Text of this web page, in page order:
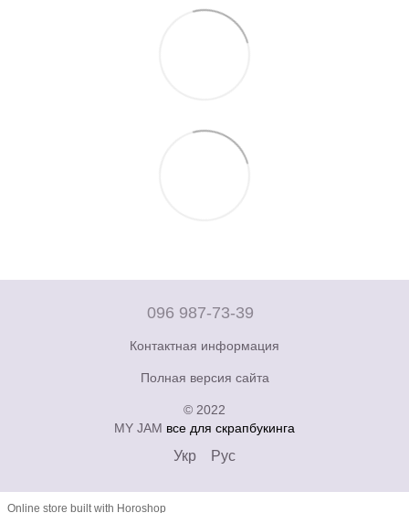
096 987-73-39
Контактная информация
Полная версия сайта
© 2022
MY JAM все для скрапбукинга
Укр Рус
Online store built with Horoshop